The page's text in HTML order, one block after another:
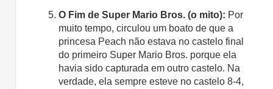
O Fim de Super Mario Bros. (o mito): Por
muito tempo, circulou um boato de que a
princesa Peach não estava no castelo final
do primeiro Super Mario Bros. porque ela
havia sido capturada em outro castelo. Na
verdade, ela sempre esteve no castelo 8-4,